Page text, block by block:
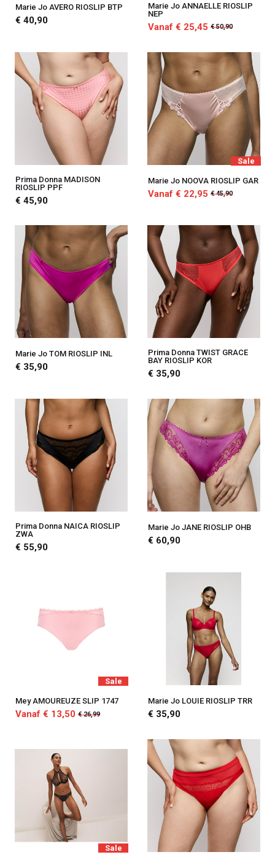
Marie Jo AVERO RIOSLIP BTP
€ 40,90
Marie Jo ANNAELLE RIOSLIP
NEP
Vanaf € 25,45 € 50,90
Prima Donna MADISON
RIOSLIP PPF
€ 45,90
Sale
Marie Jo NOOVA RIOSLIP GAR
Vanaf € 22,95 € 45,90
Marie Jo TOM RIOSLIP INL
€ 35,90
Prima Donna TWIST GRACE
BAY RIOSLIP KOR
€ 35,90
Prima Donna NAICA RIOSLIP
ZWA
€ 55,90
Marie Jo JANE RIOSLIP OHB
€ 60,90
Sale
Mey AMOUREUZE SLIP 1747
Vanaf € 13,50 € 26,99
Marie Jo LOUIE RIOSLIP TRR
€ 35,90
Sale